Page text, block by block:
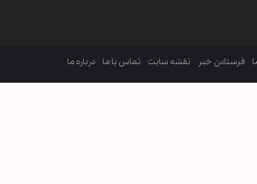
فرستادن خبر نقشه سایت تماس با ما درباره ما